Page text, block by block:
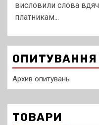
висловили слова
платникам...
ОПИТУВАННЯ
Архив опитувань
ТОВАРИ